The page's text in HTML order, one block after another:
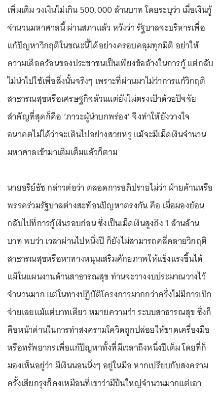
เพิ่มเติม วงเงินไม่เกิน 500,000 ล้านบาท โดยระบุว่า เมื่อเงินกู้
จำนวนมหาศาลนี้ ผ่านสภาแล้ว หวังว่า รัฐบาลจะบริหารเพื่อ
แก้ปัญหาวิกฤติในขณะนี้ได้อย่างครอบคลุมทุกมิติ อย่าให้
ความเดือดร้อนของประชาชนเป็นเพียงข้ออ้างในการกู้ แต่กลับ
ไม่นำไปใช้เพื่อสิ่งนั้นจริงๆ เพราะที่ผ่านมาไม่ว่าการแก้วิกฤติ
สาธารณสุขหรือเศรษฐกิจล้วนแต่ยังไม่ตรงเป้าด้วยปัจจัย
สำคัญที่สุดก็คือ ‘ภาวะผู้นำบกพร่อง’ จึงทำให้ยังวางใจ
อนาคตไม่ได้ว่าจะเดินไปอย่างสวยหรู แม้จะมีเม็ดเงินจำนวน
มหาศาลเข้ามาเติมเต็มแล้วก็ตาม
นายอริย์ธัช กล่าวต่อว่า ตลอดการอภิปรายไม่ว่า ฝ่ายค้านหรือ
พรรคร่วมรัฐบาลต่างสะท้อนปัญหาตรงกัน คือ เมื่อมองย้อน
กลับไปที่การกู้เงินรอบก่อน ซึ่งเป็นเม็ดเงินสูงถึง 1 ล้านล้าน
บาท พบว่า เวลาผ่านไปหนึ่งปี ก็ยังไม่สามารถคลี่คลายวิกฤติ
สาธารณสุขหรือหาทางหนุนเสริมศักยภาพให้แข็งแรงขึ้นได้
แม้ในแผนงานด้านสาธารณสุข ท่านจะวางงบประมาณวางไว้
จำนวนมาก แต่ในทางปฏิบัติโครงการมากกว่าครึ่งไม่มีการเบิก
จ่ายเลยแม้แต่บาทเดียว หมายความว่า ระบบสาธารณสุข ซึ่งก็
คือหน้าด่านในการทำสงครามโควิดถูกปล่อยให้ขาดเครื่องมือ
หรือทรัพยากรเพื่อแก้ปัญหาทั้งที่มีเวลาถึงหนึ่งปีเต็ม โดยที่ก็
มองเห็นอยู่ว่า มีเงินนอนนิ่งๆ อยู่ในมือ หากเปรียบกับสงคราม
ครั้งเสียกรุงก็คงเหมือนที่เขาว่ามีปืนใหญ่จำนวนมากแต่เอา